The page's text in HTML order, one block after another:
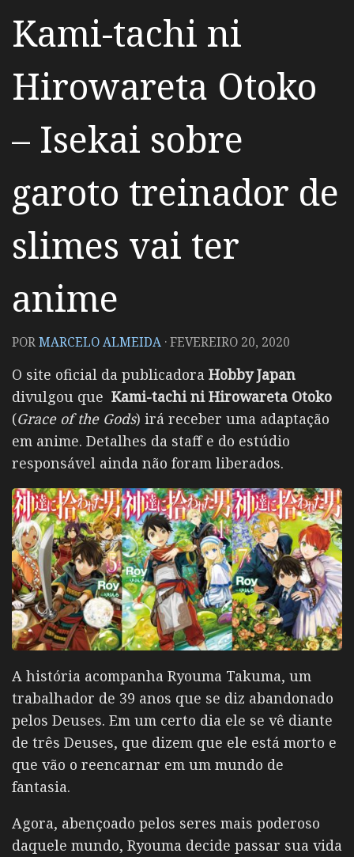
Kami-tachi ni
Hirowareta Otoko
– Isekai sobre
garoto treinador de
slimes vai ter
anime
PORMARCELO ALMEIDA ·FEVEREIRO 20, 2020
O site oficial da publicadora Hobby Japan
divulgou que Kami-tachi ni Hirowareta Otoko
(Grace of the Gods) irá receber uma adaptação
em anime. Detalhes da staff e do estúdio
responsável ainda não foram liberados.
A história acompanha Ryouma Takuma, um
trabalhador de 39 anos que se diz abandonado
pelos Deuses. Em um certo dia ele se vê diante
de três Deuses, que dizem que ele está morto e
que vão o reencarnar em um mundo de
fantasia.
Agora, abençoado pelos seres mais poderoso
daquele mundo, Ryouma decide passar sua vida